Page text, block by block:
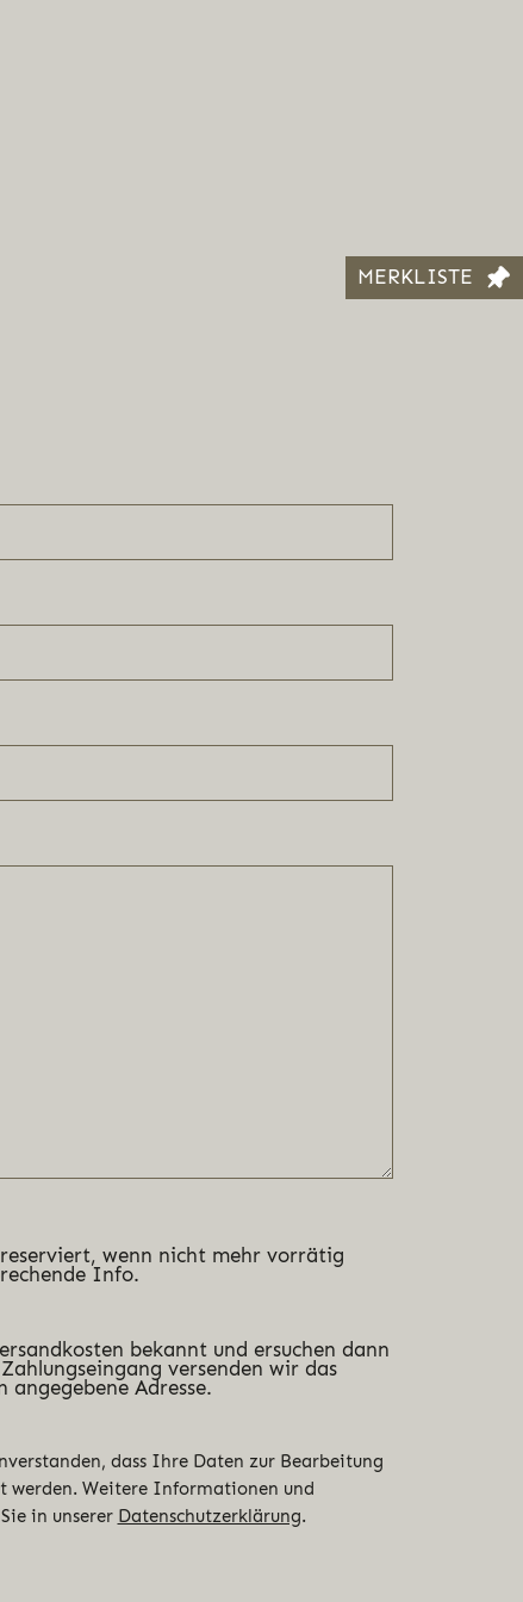
wenn nicht mehr vorrätig
Info.
bekannt und ersuchen dann
versenden wir das
Adresse.
dass Ihre Daten zur Bearbeitung
werden. Weitere Informationen und
in unserer Datenschutzerklärung.
MERKLISTE